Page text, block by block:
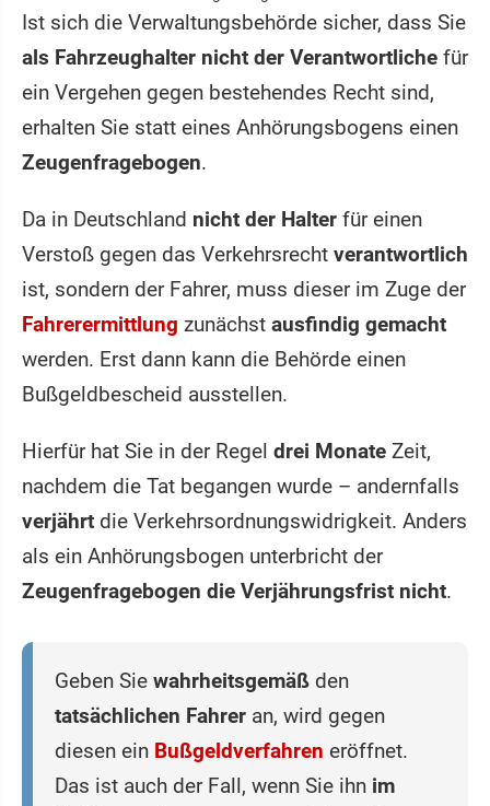
Ist sich die Verwaltungsbehörde sicher, dass Sie
als Fahrzeughalter nicht der Verantwortliche für
ein Vergehen gegen bestehendes Recht sind,
erhalten Sie statt eines Anhörungsbogens einen
Zeugenfragebogen.
Da in Deutschland nicht der Halter für einen
Verstoß gegen das Verkehrsrecht verantwortlich
ist, sondern der Fahrer, muss dieser im Zuge der
Fahrerermittlung zunächst ausfindig gemacht
werden. Erst dann kann die Behörde einen
Bußgeldbescheid ausstellen.
Hierfür hat Sie in der Regel drei Monate Zeit,
nachdem die Tat begangen wurde – andernfalls
verjährt die Verkehrsordnungswidrigkeit. Anders
als ein Anhörungsbogen unterbricht der
Zeugenfragebogen die Verjährungsfrist nicht.
Geben Sie wahrheitsgemäß den
tatsächlichen Fahrer an, wird gegen
diesen ein Bußgeldverfahren eröffnet.
Das ist auch der Fall, wenn Sie ihn im